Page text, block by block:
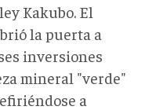
Kakubo. El
la puerta a
inversiones
mineral "verde"
a